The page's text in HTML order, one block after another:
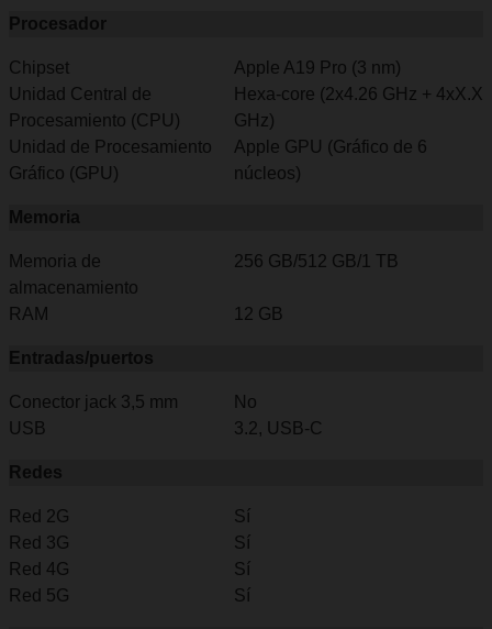
Procesador
Chipset
Apple A19 Pro (3 nm)
Unidad Central de
Procesamiento (CPU)
Hexa-core (2x4.26 GHz + 4xX.X
GHz)
Unidad de Procesamiento
Gráfico (GPU)
Apple GPU (Gráfico de 6
núcleos)
Memoria
Memoria de
almacenamiento
256 GB/512 GB/1 TB
RAM 12 GB
Entradas/puertos
Conector jack 3,5 mm
No
USB
3.2, USB-C
Redes
Red 2G
Sí
Red 3G
Sí
Red 4G
Sí
Red 5G
Sí